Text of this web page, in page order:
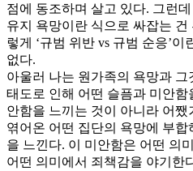
점에 동조하며 살고 있다. 그런
유지 욕망이란 식으로 싸잡는 건
렇게 ‘규범 위반 vs 규범 순응’
없다.
아울러 나는 원가족의 욕망과 그
태도로 인해 어떤 슬픔과 미안함
안함을 느끼는 것이 아니라 어
엮어온 어떤 집단의 욕망에 부
을 느낀다. 이 미안함은 어떤 의
어떤 의미에서 죄책감을 야기한